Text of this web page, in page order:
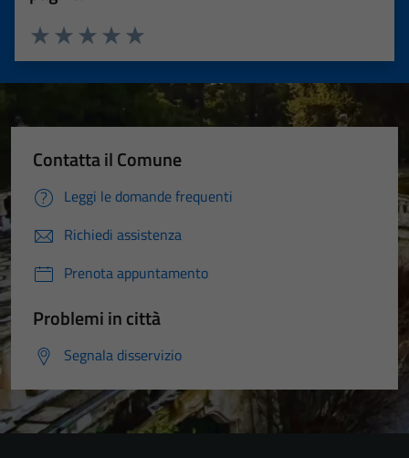
Valuta 5 stelle su 5
Valuta 4 stelle su 5
Valuta 3 stelle su 5
Valuta 2 stelle su 5
Valuta 1 stelle su 5
Contatta il Comune
Leggi le domande frequenti
Richiedi assistenza
Prenota appuntamento
Problemi in città
Segnala disservizio